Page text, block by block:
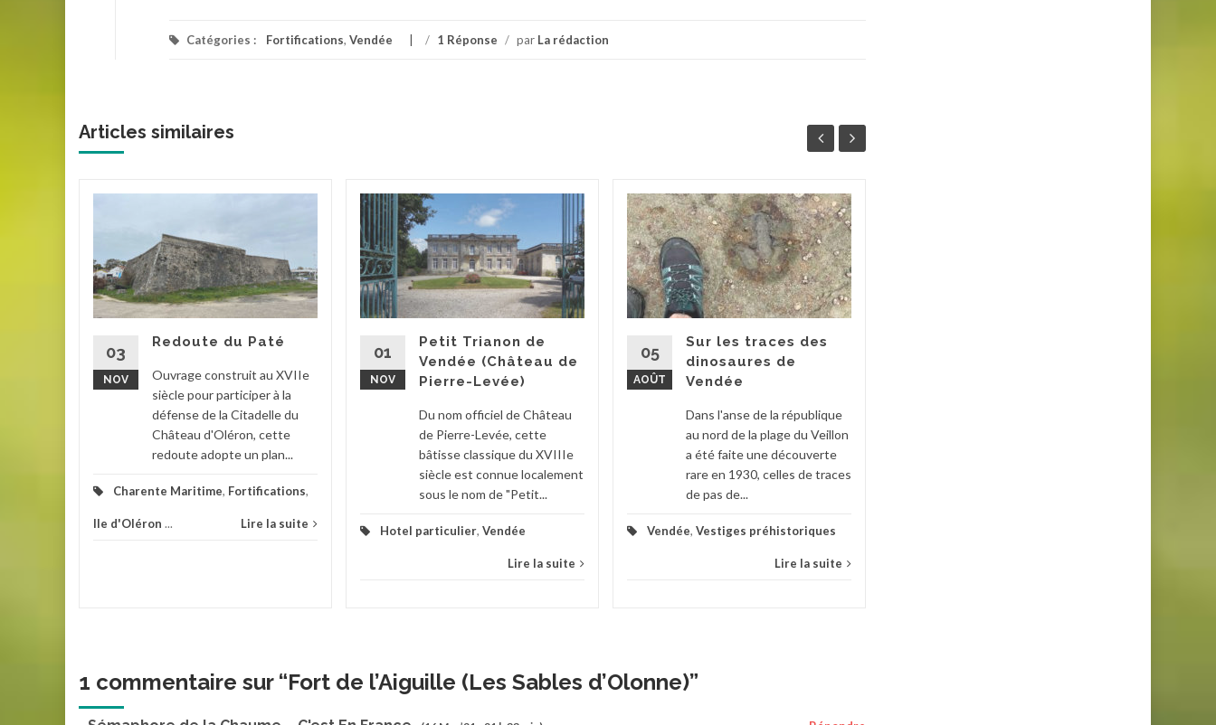
Catégories : Fortifications, Vendée / 1 Réponse / par La rédaction
Articles similaires
03
NOV
Redoute du Paté
Ouvrage construit au XVIIe
siècle pour participer à la
défense de la Citadelle du
Château d'Oléron, cette
redoute adopte un plan...
Charente Maritime, Fortifications,
Ile d'Oléron ... Lire la suite
01
NOV
Petit Trianon de
Vendée (Château de
Pierre-Levée)
Du nom officiel de Château
de Pierre-Levée, cette
bâtisse classique du XVIIIe
siècle est connue localement
sous le nom de "Petit...
Hotel particulier, Vendée
Lire la suite
05
AOÛT
Sur les traces des
dinosaures de
Vendée
Dans l'anse de la république
au nord de la plage du Veillon
a été faite une découverte
rare en 1930, celles de traces
de pas de...
Vendée, Vestiges préhistoriques
Lire la suite
1 commentaire sur “Fort de l’Aiguille (Les Sables d’Olonne)”